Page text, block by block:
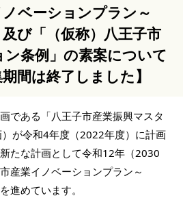
ノベーションプラン～
び「（仮称）八王子市
条例」の素案について
間は終了しました】
である「八王子市産業振興マスタ
が令和4年度（2022年度）に計画
たな計画として令和12年（2030
産業イノベーションプラン～
進めています。